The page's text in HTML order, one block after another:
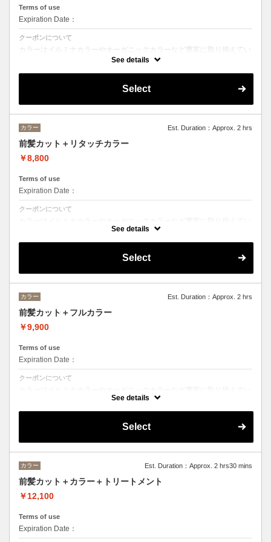
Terms of use
Expiration Date：
クーポンについて
カラーはイルミナカラーやオーガニックカラーなど豊富に取り揃えてい
デザインによってベストな選択をさせて頂きます。
※フルカラーの場合プラス¥1100
クイックトリートメント→¥15100
髪質別集中トリートメント→¥16200
ヘッドスパは２０分のショートヘッドスパ。
当日ご相談の上、ご選択頂けます。
See details
Select
カラー Est. Duration：Approx. 2 hrs
前髪カット＋リタッチカラー
￥8,800
Terms of use
Expiration Date：
クーポンについて
ます。 デザインによってベストな選択をさせて頂きます。
See details
Select
カラー Est. Duration：Approx. 2 hrs
前髪カット＋フルカラー
￥9,900
Terms of use
Expiration Date：
クーポンについて
ます。 デザインによってベストな選択をさせて頂きます。
See details
Select
カラー Est. Duration：Approx. 2 hrs30 mins
前髪カット＋カラー＋トリートメント
￥12,100
Terms of use
Expiration Date：